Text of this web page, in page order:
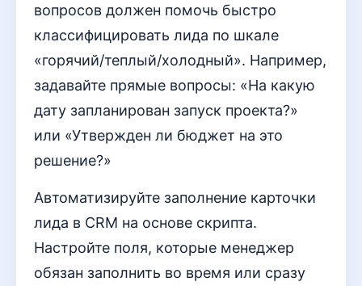
вопросов должен помочь быстро
классифицировать лида по шкале
«горячий/теплый/холодный». Например,
задавайте прямые вопросы: «На какую
дату запланирован запуск проекта?»
или «Утвержден ли бюджет на это
решение?»
Автоматизируйте заполнение карточки
лида в CRM на основе скрипта.
Настройте поля, которые менеджер
обязан заполнить во время или сразу